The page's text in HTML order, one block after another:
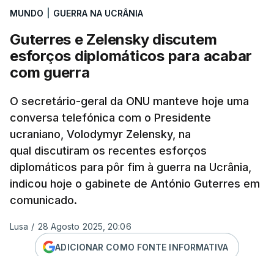
MUNDO GUERRA NA UCRÂNIA
Guterres e Zelensky discutem
esforços diplomáticos para acabar
com guerra
O secretário-geral da ONU manteve hoje uma
conversa telefónica com o Presidente
ucraniano, Volodymyr Zelensky, na
qual discutiram os recentes esforços
diplomáticos para pôr fim à guerra na Ucrânia,
indicou hoje o gabinete de António Guterres em
comunicado.
Lusa / 28 Agosto 2025, 20:06
ADICIONAR COMO FONTE INFORMATIVA